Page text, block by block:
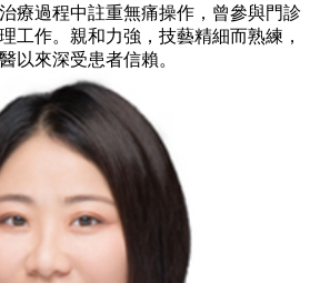
療過程中註重無痛操作，曾參與門診
工作。親和力強，技藝精細而熟練，
以來深受患者信賴。